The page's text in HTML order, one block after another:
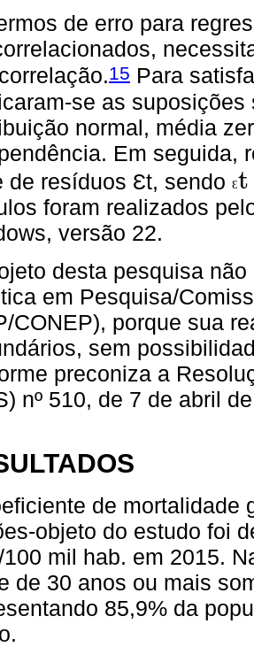
de erro para
15 Para
se as
normal, média
Em seguida,
de resíduos Ɛt, sendo Ɛt
Ɛ t =
foram realizados
versão 22.
desta pesquisa
em Pesquisa/
CONEP), porque sua
sem
preconiza a
nº 510, de 7 de abril
de mortalidade
objeto do estudo foi
100 mil hab. em 2015.
de 30 anos ou mais
85,9% da